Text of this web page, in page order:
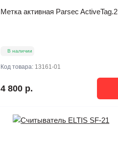
Метка активная Parsec ActiveTag.2
В наличии
Код товара: 13161-01
4 800 р.